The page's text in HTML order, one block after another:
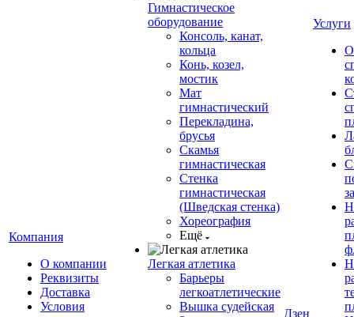
Компания
О компании
Реквизиты
Доставка
Условия
Гимнастическое
оборудование
Консоль, канат,
кольца
Конь, козел,
мостик
Мат
гимнастический
Перекладина,
брусья
Скамья
гимнастическая
Стенка
гимнастическая
(Шведская стенка)
Хореография
Ещё
Легкая атлетика
Барьеры
легкоатлетические
Вышка судейская
Дзен
Услуги